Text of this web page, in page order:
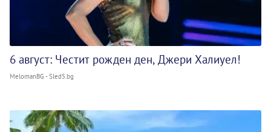
6 август: Честит рожден ден, Джери Халиуел!
MelomanBG - Sled5.bg